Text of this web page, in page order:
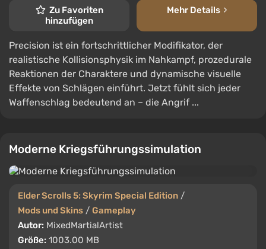
Zu Favoriten
hinzufügen
Mehr Details
Precision ist ein fortschrittlicher Modifikator, der
realistische Kollisionsphysik im Nahkampf, prozedurale
Reaktionen der Charaktere und dynamische visuelle
Effekte von Schlägen einführt. Jetzt fühlt sich jeder
Waffenschlag bedeutend an – die Angrif ...
Moderne Kriegsführungssimulation
Elder Scrolls 5: Skyrim Special Edition /
Mods und Skins / Gameplay
Autor: MixedMartialArtist
Größe: 1003.00 MB